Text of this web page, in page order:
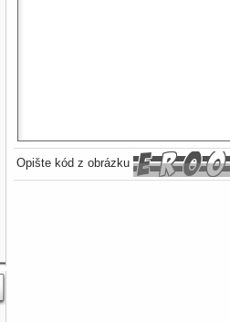
Opište kód z obrázku